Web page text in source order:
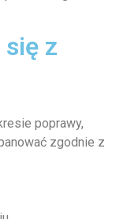
z
poprawy,
zgodnie z